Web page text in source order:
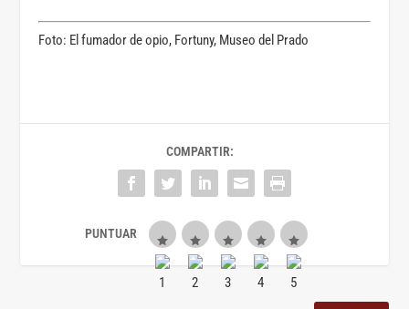
Foto: El fumador de opio, Fortuny, Museo del Prado
COMPARTIR: